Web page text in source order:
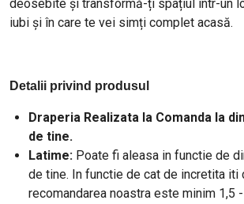
deosebite și transformă-ți spațiul într-un
iubi și în care te vei simți complet acasă.
Detalii privind produsul
Draperia Realizata la Comanda la
de tine.
Latime: Poate fi aleasa in functie de
de tine. In functie de cat de incretita iti
recomandarea noastra este minim 1,5